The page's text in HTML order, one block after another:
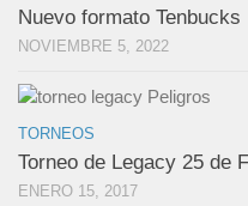
Nuevo formato Tenbucks
NOVIEMBRE 5, 2022
TORNEOS
Torneo de Legacy 25 de
ENERO 15, 2017